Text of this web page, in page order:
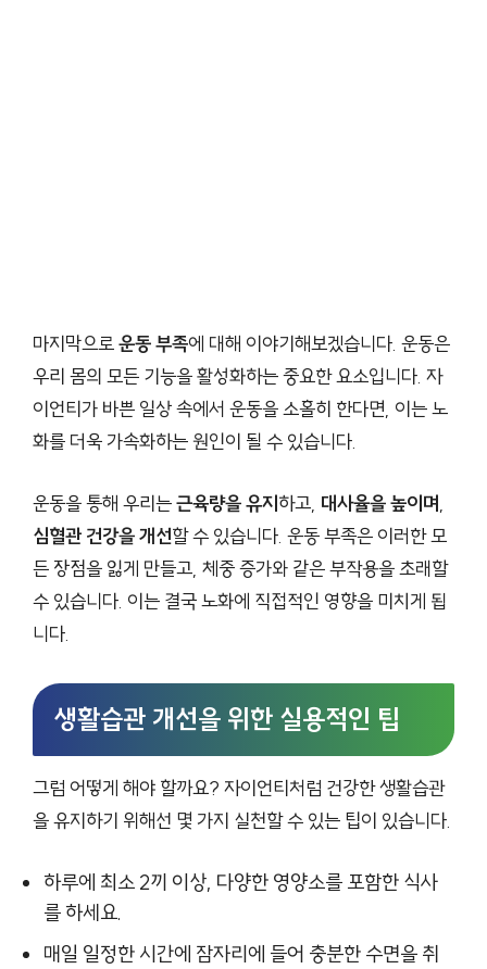
마지막으로운동 부족에 대해 이야기해보겠습니다. 운동은
우리 몸의 모든 기능을 활성화하는 중요한 요소입니다. 자
이언티가 바쁜 일상 속에서 운동을 소홀히 한다면, 이는 노
화를 더욱 가속화하는 원인이 될 수 있습니다.
운동을 통해 우리는근육량을 유지하고, 대사율을 높이며,
심혈관 건강을 개선할 수 있습니다. 운동 부족은 이러한 모
든 장점을 잃게 만들고, 체중 증가와 같은 부작용을 초래할
수 있습니다. 이는 결국 노화에 직접적인 영향을 미치게 됩
니다.
생활습관 개선을 위한 실용적인 팁
그럼 어떻게 해야 할까요? 자이언티처럼 건강한 생활습관
을 유지하기 위해선 몇 가지 실천할 수 있는 팁이 있습니다.
하루에 최소 2끼 이상, 다양한 영양소를 포함한 식사
를 하세요.
매일 일정한 시간에 잠자리에 들어 충분한 수면을 취